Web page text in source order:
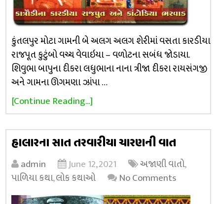
કુંતલપુર મોટા ગામની બે અલગ અલગ શેરીમાં વસતા કારડીયા
રાજપૂત કુટુંબો વચ્ચ વેવાઇયા – વળોટના સબંધ જોડાયા.
શિવુભા બાપુના દીકરા લધુભાના નાના ત્રીજા દીકરા રાયસંગજી
અને ગામના ઊગમણા ઝાંપા …
[Continue Reading...]
હાલારના સાત તરવારીયા ચારણની વાત
admin June 12, 2021 અજાણી વાતો,
પાળિયા કથા,લોક કથાઓ No Comments